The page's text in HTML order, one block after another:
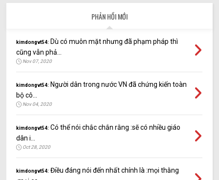
PHẢN HỒI MỚI
kimdongvt54: Dù có muôn mặt nhưng đã phạm pháp thì
cũng vẫn phả...
Nov 07, 2020
kimdongvt54: Người dân trong nước VN đã chứng kiến toàn
bộ cô...
Nov 04, 2020
kimdongvt54: Có thể nói chắc chắn rằng :sẽ có nhiều giáo
dân i...
Oct 28, 2020
kimdongvt54: Điều đáng nói đến nhất chính là :mọi thằng